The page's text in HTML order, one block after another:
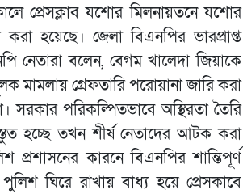
প্রেসক্লাব যশোর মিলনায়তনে যশোর
হয়েছে। জেলা বিএনপির ভারপ্রাপ্ত
নেতারা বলেন, বেগম খালেদা জিয়াকে
মামলায় গ্রেফতারি পরোয়ানা জারি করা
পরিকল্পিতভাবে অস্থিরতা তৈরি
হচ্ছে তখন শীর্ষ নেতাদের আটক করা
কারনে বিএনপির শান্তিপূর্ণ
ঘিরে রাখায় বাধ্য হয়ে প্রেসকাবে